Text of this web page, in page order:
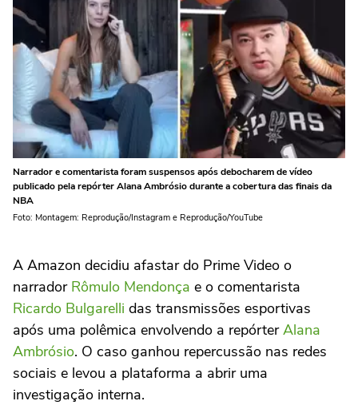
Narrador e comentarista foram suspensos após debocharem de vídeo
publicado pela repórter Alana Ambrósio durante a cobertura das finais da
NBA
Foto: Montagem: Reprodução/Instagram e Reprodução/YouTube
A Amazon decidiu afastar do Prime Video o
narrador Rômulo Mendonça e o comentarista
Ricardo Bulgarelli das transmissões esportivas
após uma polêmica envolvendo a repórterAlana
Ambrósio. O caso ganhou repercussão nas redes
sociais e levou a plataforma a abrir uma
investigação interna.